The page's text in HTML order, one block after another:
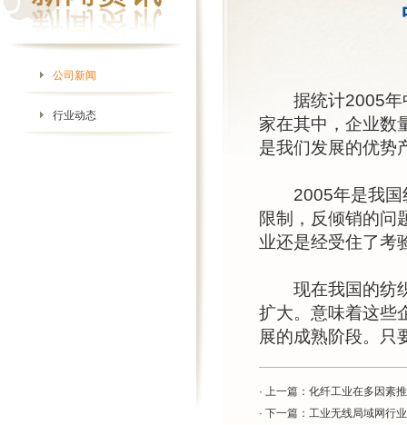
公司新闻
行业动态
据统计2005年中
家在其中，企业数
是我们发展的优势
2005年是我国纺
限制，反倾销的问
业还是经受住了考
现在我国的纺织
扩大。意味着这些
展的成熟阶段。只
· 上一篇： 化纤工业在多因素
· 下一篇： 工业无线局域网行